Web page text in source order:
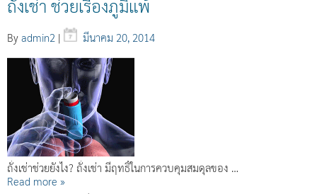
ถั่งเช่า ช่วยเรื่องภูมิแพ้
By admin2 | มีนาคม 20, 2014
ถั่งเช่าช่วยยังไง? ถั่งเช่า มีฤทธิ์ในการควบคุมสมดุลของ …
Read more »